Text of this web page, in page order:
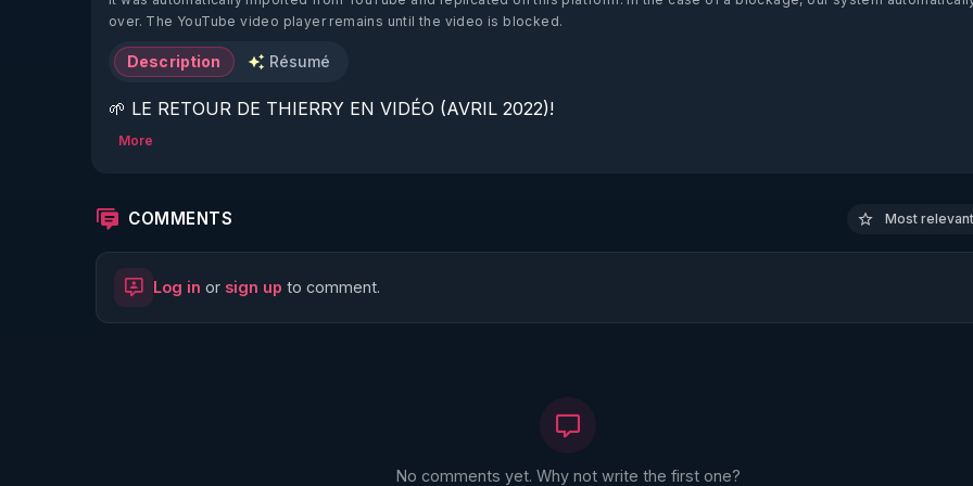
over. The YouTube video player remains until the video is blocked.
Description Résumé
🌱 LE RETOUR DE THIERRY EN VIDÉO (AVRIL 2022)!
🌱 LE MAGAZINE RÉGÉNÈRE
http://rgnr.li/ymag
More
COMMENTS Most
Log in or sign up to comment.
No comments yet. Why not write the first one?